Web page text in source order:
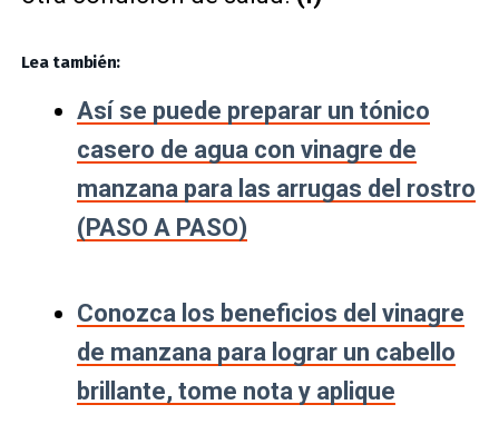
Lea también:
Así se puede preparar un tónico
casero de agua con vinagre de
manzana para las arrugas del rostro
(PASO A PASO)
Conozca los beneficios del vinagre
de manzana para lograr un cabello
brillante, tome nota y aplique